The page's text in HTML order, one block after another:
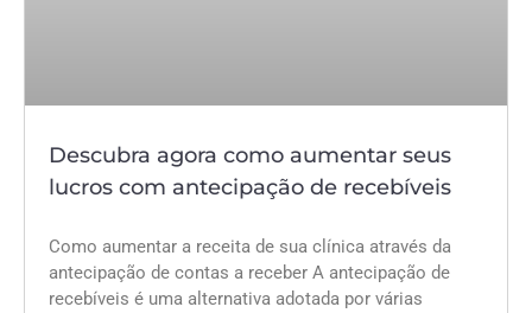
Descubra agora como aumentar seus
lucros com antecipação de recebíveis
Como aumentar a receita de sua clínica através da
antecipação de contas a receber A antecipação de
recebíveis é uma alternativa adotada por várias